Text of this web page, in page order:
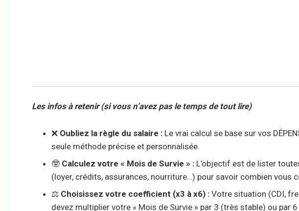
Les infos à retenir (si vous n’avez pas le temps de tout lire)
❌ Oubliez la règle du salaire : Le vrai calcul se base sur vos
seule méthode précise et personnalisée.
🤓 Calculez votre « Mois de Survie » : L’objectif est de lister
(loyer, crédits, assurances, nourriture…) pour savoir combien vous
⚖️ Choisissez votre coefficient (x3 à x6) : Votre situation (CDI,
devez multiplier votre « Mois de Survie » par 3 (très stable) ou par